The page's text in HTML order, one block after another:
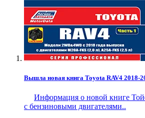
Вышла новая книга Toyota RAV4 2018-
Информация о новой книге
с бензиновыми двигателями..